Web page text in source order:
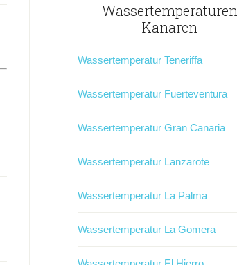
Wassertemperaturen
Kanaren
Wassertemperatur Teneriffa
Wassertemperatur Fuerteventura
Wassertemperatur Gran Canaria
Wassertemperatur Lanzarote
Wassertemperatur La Palma
Wassertemperatur La Gomera